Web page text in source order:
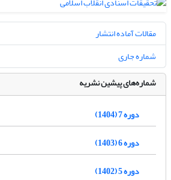
مقالات آماده انتشار
شماره جاری
شماره‌های پیشین نشریه
دوره 7 (1404)
دوره 6 (1403)
دوره 5 (1402)